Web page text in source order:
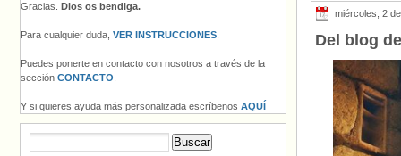
miércoles, 2
Del blog
Gracias. Dios os bendiga.
Para cualquier duda, VER INSTRUCCIONES
Puedes ponerte en contacto con nosotros a través de la
sección CONTACTO
Y si quieres ayuda más personalizada escríbenos AQUÍ